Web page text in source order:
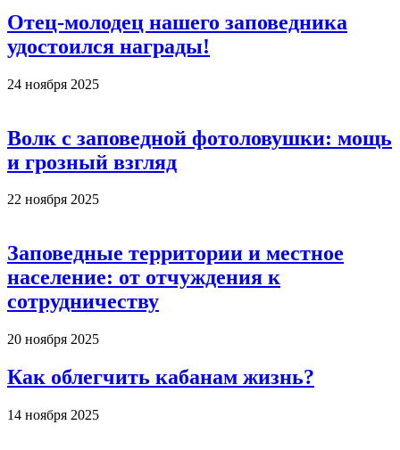
Отец-молодец нашего заповедника
удостоился награды!
24 ноября 2025
Волк с заповедной фотоловушки: мощь
и грозный взгляд
22 ноября 2025
Заповедные территории и местное
население: от отчуждения к
сотрудничеству
20 ноября 2025
Как облегчить кабанам жизнь?
14 ноября 2025